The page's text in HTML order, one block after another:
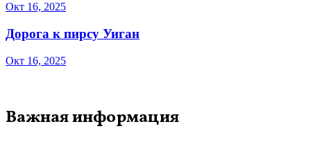
Окт 16, 2025
Дорога к пирсу Уиган
Окт 16, 2025
Важная информация